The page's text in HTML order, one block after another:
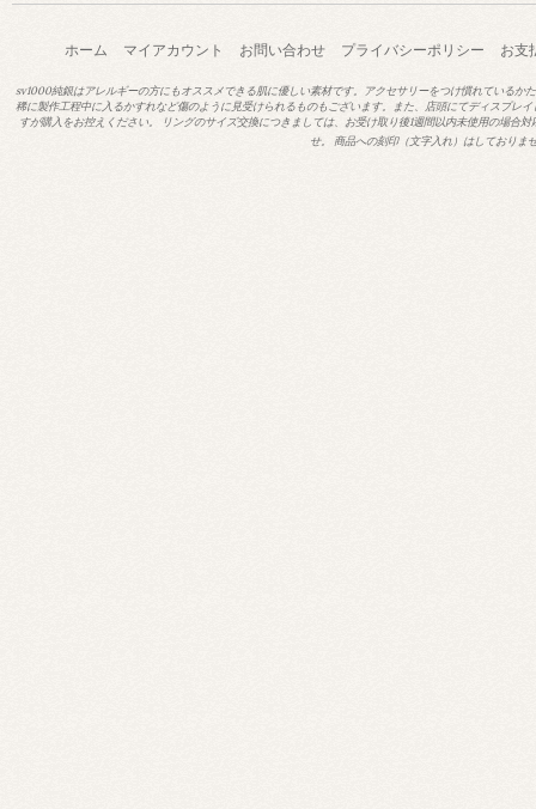
ホーム マイアカウント お問い合わせ プライバシーポリシー お支
sv1000純銀はアレルギーの方にもオススメできる肌に優しい素材です。アクセサリーをつけ慣れている
稀に製作工程中に入るかすれなど傷のように見受けられるものもございます。また、店頭にてディスプレ
すが購入をお控えください。 リングのサイズ交換につきましては、お受け取り後1週間以内未使用の場
せ。 商品への刻印（文字入れ）はしておりま